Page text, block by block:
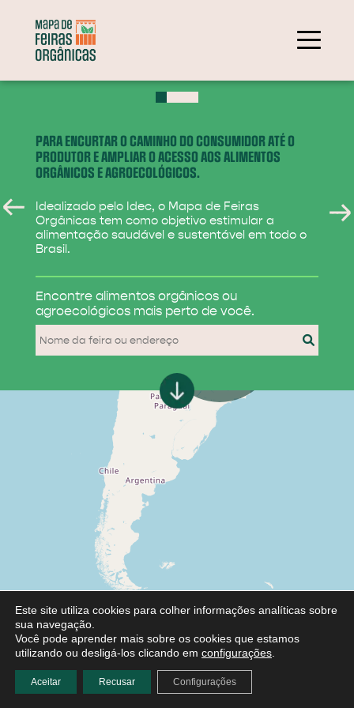
PARA ENCURTAR O CAMINHO DO CONSUMIDOR ATÉ O
PRODUTOR E AMPLIAR O ACESSO AOS ALIMENTOS
ORGÂNICOS E AGROECOLÓGICOS.
Idealizado pelo Idec, o Mapa de Feiras
Orgânicas tem como objetivo estimular a
alimentação saudável e sustentável em todo o
Brasil.
Encontre alimentos orgânicos ou
agroecológicos mais perto de você.
284
31
Este site utiliza cookies para colher informações analíticas sobre
sua navegação.
Você pode aprender mais sobre os cookies que estamos
utilizando ou desligá-los clicando em configurações
Aceitar Recusar Configurações